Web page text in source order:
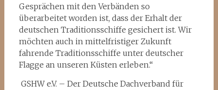
Gesprächen mit den Verbänden so
überarbeitet worden ist, dass der Erhalt der
deutschen Traditionsschiffe gesichert ist. Wir
möchten auch in mittelfristiger Zukunft
fahrende Traditionsschiffe unter deutscher
Flagge an unseren Küsten erleben.“
​ GSHW e.V. – Der Deutsche Dachverband für